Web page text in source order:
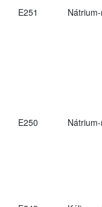
E251
E250